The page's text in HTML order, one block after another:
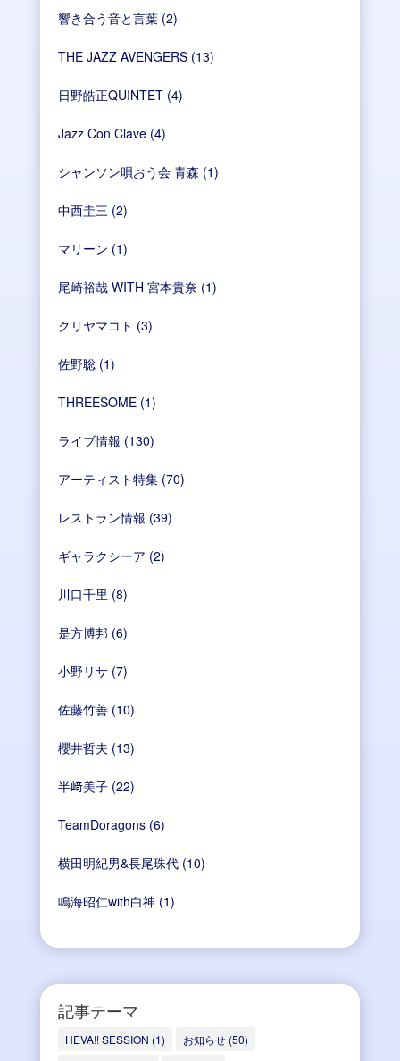
響き合う音と言葉(2)
THE JAZZ AVENGERS(13)
日野皓正QUINTET(4)
Jazz Con Clave(4)
シャンソン唄おう会 青森 (1)
中西圭三 (2)
マリーン (1)
尾崎裕哉 WITH 宮本貴奈 (1)
クリヤマコト (3)
佐野聡(1)
THREESOME(1)
ライブ情報 (130)
アーティスト特集(70)
レストラン情報 (39)
ギャラクシーア (2)
川口千里 (8)
是方博邦(6)
小野リサ(7)
佐藤竹善(10)
櫻井哲夫 (13)
半﨑美子(22)
TeamDoragons(6)
横田明紀男&長尾珠代(10)
鳴海昭仁with白神 (1)
記事テーマ
HEVA!! SESSION (1) お知らせ(50)